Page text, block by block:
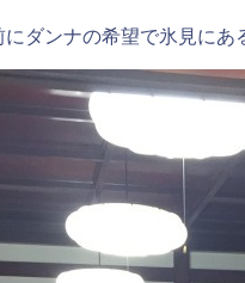
ダンナの希望で氷見にあ